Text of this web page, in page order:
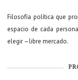
Filosofía política que
espacio de cada
elegir —libre mercado.